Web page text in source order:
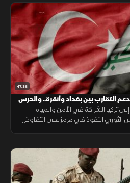
47:38
التقارب بين بغداد وأنقرة.. والحرس
تركيا الشراكة في الأمن والمياه
الثوري النفوذ في هرمز على التفاوض،